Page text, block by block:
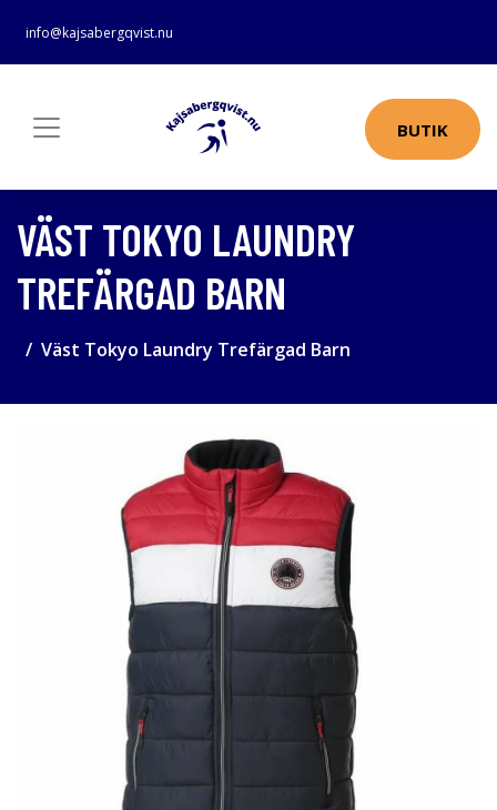
info@kajsabergqvist.nu
BUTIK
VÄST TOKYO LAUNDRY
TREFÄRGAD BARN
Väst Tokyo Laundry Trefärgad Barn